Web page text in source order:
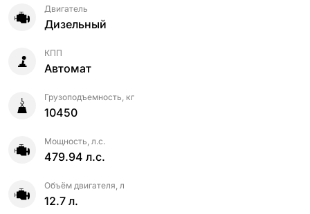
Двигатель
Дизельный
КПП
Автомат
Грузоподъемность, кг
10450
Мощность, л.с.
479.94 л.с.
Объём двигателя, л
12.7 л.